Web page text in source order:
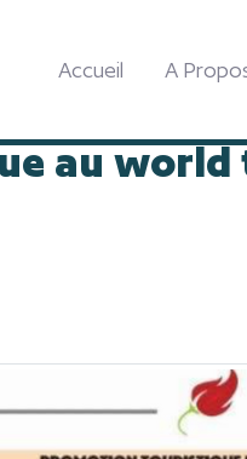
Accueil A
: Maurice
au world